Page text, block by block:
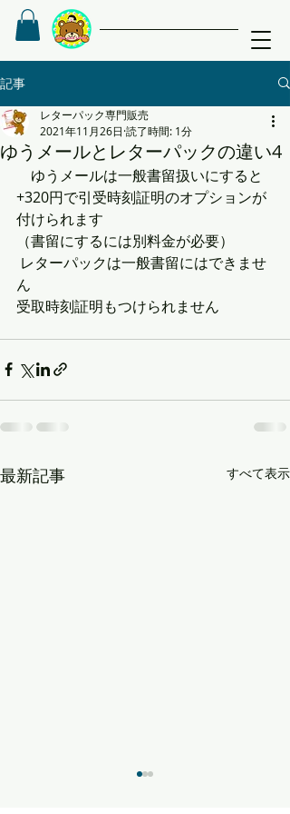
記事
ゆうメールとレターパックの違い4
レターパック専門販売
2021年11月26日 読了時間: 1分
ゆうメールは一般書留扱いにすると
+320円で引受時刻証明のオプションが
付けられます
（書留にするには別料金が必要）
ん
受取時刻証明もつけられません
最新記事 すべて表示